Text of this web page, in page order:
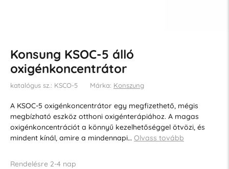
Konsung KSOC-5 álló
oxigénkoncentrátor
katalógus sz.: KSCO-5 Márka: Konszung
A KSOC-5 oxigénkoncentrátor egy megfizethető, mégis
megbízható eszköz otthoni oxigénterápiához. A magas
oxigénkoncentrációt a könnyű kezelhetőséggel ötvözi, és
mindent kínál, amire a mindennapi… Olvass tovább
Rendelésre 2-4 nap